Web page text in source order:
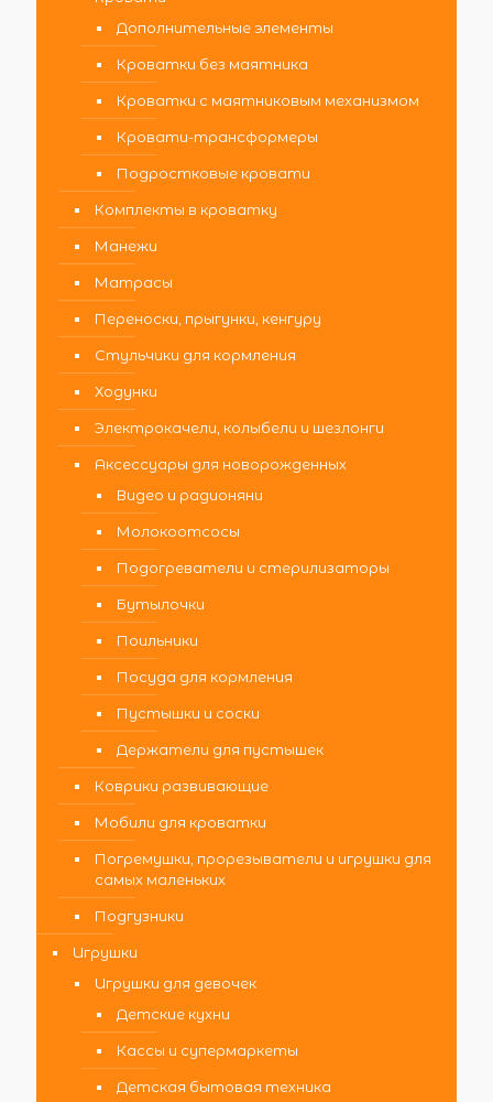
Дополнительные элементы
Кроватки без маятника
Кроватки с маятниковым механизмом
Кровати-трансформеры
Подростковые кровати
Комплекты в кроватку
Манежи
Матрасы
Переноски, прыгунки, кенгуру
Стульчики для кормления
Ходунки
Электрокачели, колыбели и шезлонги
Аксессуары для новорожденных
Видео и радионяни
Молокоотсосы
Подогреватели и стерилизаторы
Бутылочки
Поильники
Посуда для кормления
Пустышки и соски
Держатели для пустышек
Коврики развивающие
Мобили для кроватки
Погремушки, прорезыватели и игрушки для
самых маленьких
Подгузники
Игрушки
Игрушки для девочек
Детские кухни
Кассы и супермаркеты
Детская бытовая техника